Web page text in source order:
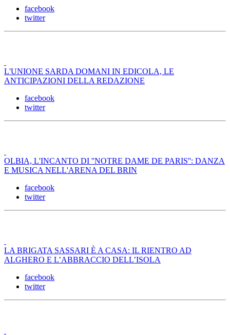
facebook
twitter
L'UNIONE SARDA DOMANI IN EDICOLA, LE
ANTICIPAZIONI DELLA REDAZIONE
facebook
twitter
OLBIA, L'INCANTO DI ''NOTRE DAME DE PARIS'': DANZA
E MUSICA NELL'ARENA DEL BRIN
facebook
twitter
LA BRIGATA SASSARI È A CASA: IL RIENTRO AD
ALGHERO E L’ABBRACCIO DELL’ISOLA
facebook
twitter